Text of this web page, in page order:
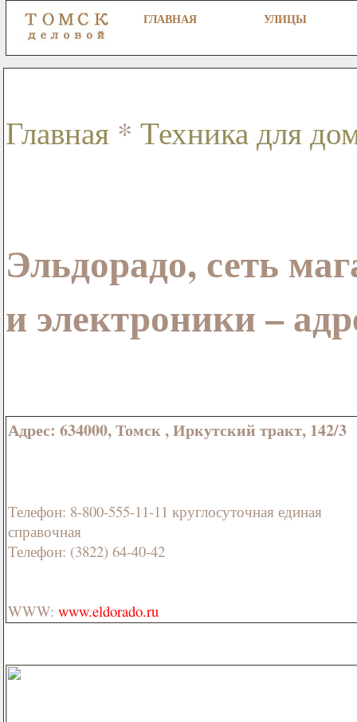
ГЛАВНАЯ УЛИЦЫ
Главная * Техника для
Эльдорадо, сеть
и электроники –
Адрес: 634000, Томск , Иркутский тракт, 142/3
Телефон: 8-800-555-11-11 круглосуточная единая
справочная
Телефон: (3822) 64-40-42
WWW: www.eldorado.ru